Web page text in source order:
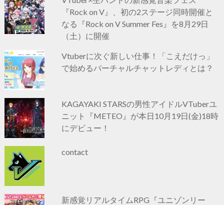
『Rock on V』、初の2ステージ同時開催と
なる『Rock on V Summer Fes』を8月29日
（土）に開催
Vtuberに次ぐ新しい仕事！「こえだけっ」
で始めるバーチャルチャットレディとは？
KAGAYAKI STARSの男性アイドルVTuberユ
ニット『METEO』が本日10月19日(金)18時
にデビュー！
contact
新感覚リアルタイムRPG『ユニゾンリー